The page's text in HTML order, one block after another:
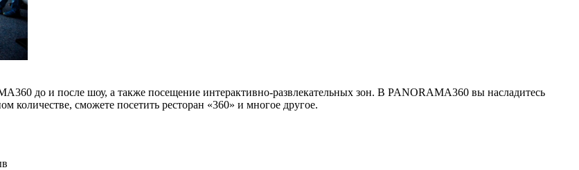
до и после шоу, а также посещение интерактивно-развлекательных зон. В PANORAMA360 вы насладитесь
сможете посетить ресторан «360» и многое другое.